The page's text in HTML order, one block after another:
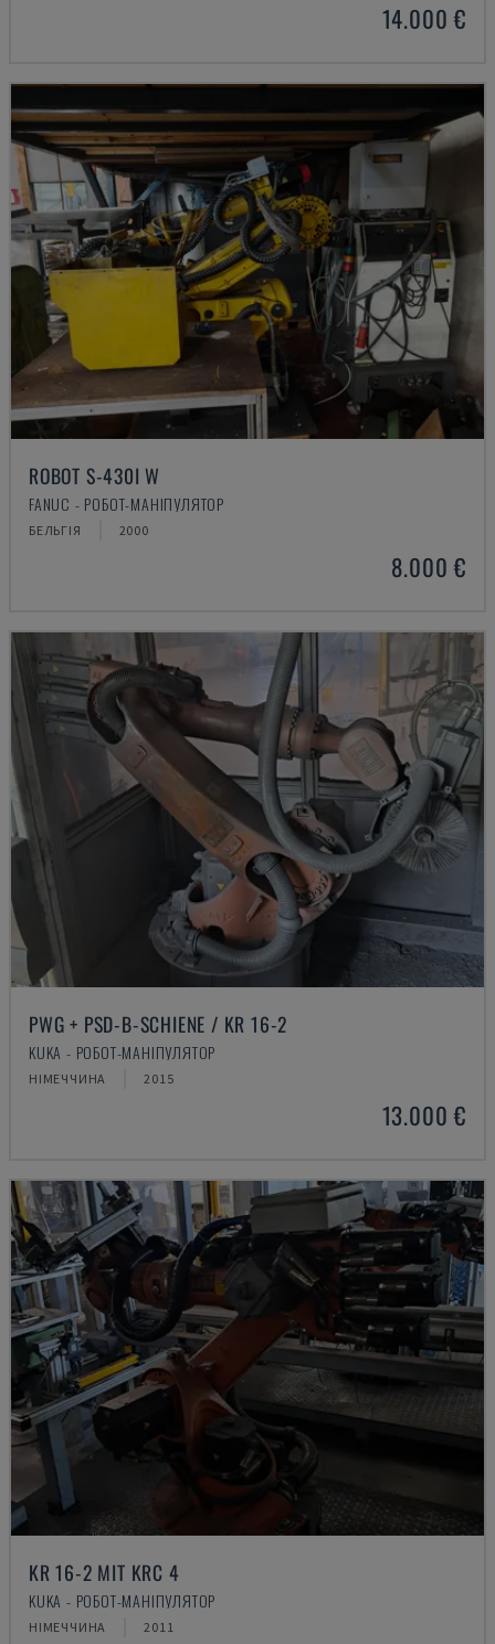
14.000 €
ROBOT S-430I W
FANUC - РОБОТ-МАНІПУЛЯТОР
БЕЛЬГІЯ 2000
8.000 €
PWG + PSD-B-SCHIENE / KR 16-2
KUKA - РОБОТ-МАНІПУЛЯТОР
НІМЕЧЧИНА 2015
13.000 €
KR 16-2 MIT KRC 4
KUKA - РОБОТ-МАНІПУЛЯТОР
НІМЕЧЧИНА 2011